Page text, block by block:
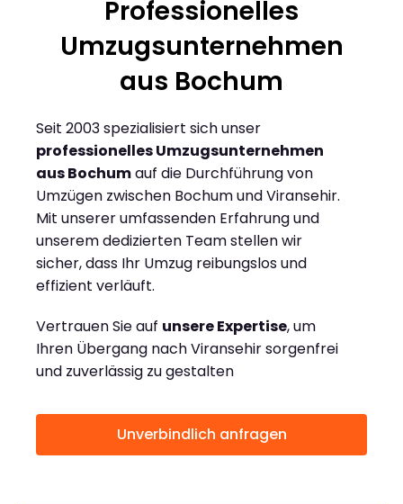
Professionelles
Umzugsunternehmen
aus Bochum
Seit 2003 spezialisiert sich unser
professionelles Umzugsunternehmen
aus Bochumauf die Durchführung von
Umzügen zwischen Bochum und Viransehir.
Mit unserer umfassenden Erfahrung und
unserem dedizierten Team stellen wir
sicher, dass Ihr Umzug reibungslos und
effizient verläuft.
Vertrauen Sie auf unsere Expertise, um
Ihren Übergang nach Viransehir sorgenfrei
und zuverlässig zu gestalten
Unverbindlich anfragen